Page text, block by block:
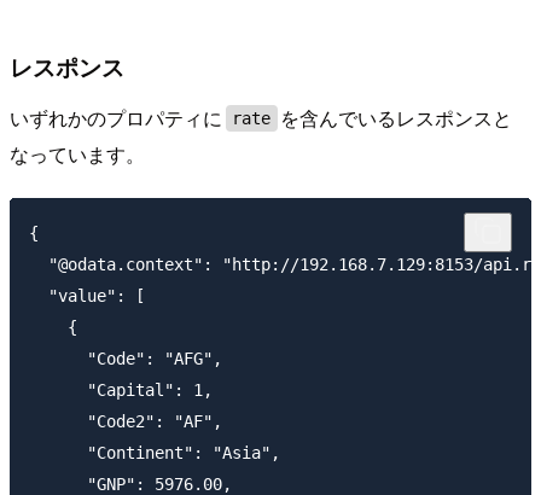
レスポンス
いずれかのプロパティに rate
を含んでいるレスポンスと
なっています。
{
"@odata.context": "http://192.168.7.129:8153/
  "value": [
    {
      "Code": "AFG",
      "Capital": 1,
      "Code2": "AF",
      "Continent": "Asia",
      "GNP": 5976.00,